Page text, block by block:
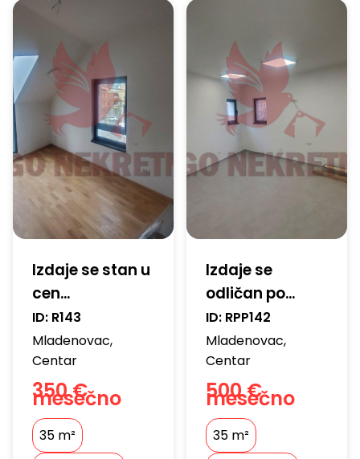
Izdaje se stan u
cen...
ID: R143
Mladenovac,
Centar
350 €
mesečno
35 m²
Izdaje se
odličan po...
ID: RPP142
Mladenovac,
Centar
500 €
mesečno
35 m²